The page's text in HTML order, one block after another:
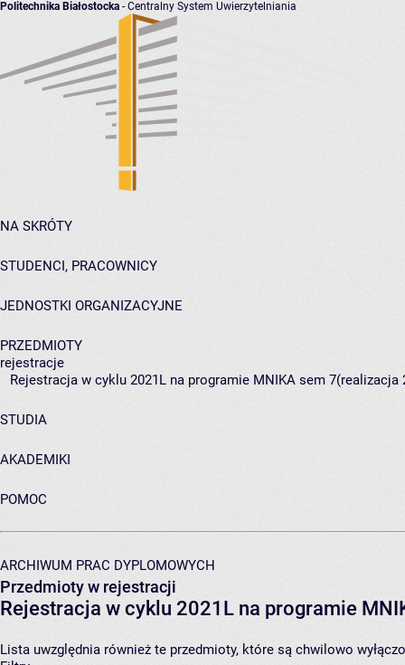
Politechnika Białostocka - Centralny System Uwierzytelniania
NA SKRÓTY
STUDENCI, PRACOWNICY
JEDNOSTKI ORGANIZACYJNE
PRZEDMIOTY
rejestracje
Rejestracja w cyklu 2021L na programie MNIKA sem 7(realizacja
STUDIA
AKADEMIKI
POMOC
ARCHIWUM PRAC DYPLOMOWYCH
Przedmioty w rejestracji
Rejestracja w cyklu 2021L na programie
Lista uwzględnia również te przedmioty, które są chwilowo